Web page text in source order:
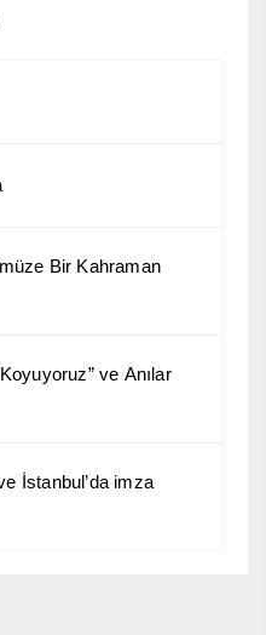
Bir Kahraman
ve Anılar
İstanbul’da imza